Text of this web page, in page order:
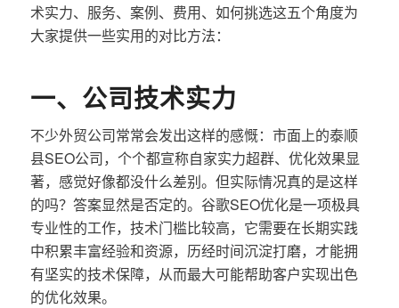
术实力、服务、案例、费用、如何挑选这五个角度为
大家提供一些实用的对比方法：
一、公司技术实力
不少外贸公司常常会发出这样的感慨：市面上的泰顺
县SEO公司，个个都宣称自家实力超群、优化效果显
著，感觉好像都没什么差别。但实际情况真的是这样
的吗？答案显然是否定的。谷歌SEO优化是一项极具
专业性的工作，技术门槛比较高，它需要在长期实践
中积累丰富经验和资源，历经时间沉淀打磨，才能拥
有坚实的技术保障，从而最大可能帮助客户实现出色
的优化效果。